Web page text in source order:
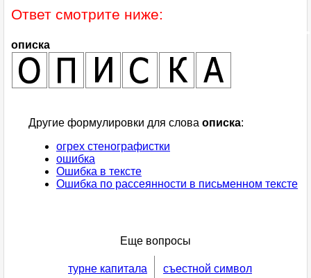
Ответ смотрите ниже:
описка
Другие формулировки для слова описка:
огрех стенографистки
ошибка
Ошибка в тексте
Ошибка по рассеянности в письменном тексте
Еще вопросы
турне капитала
съестной символ